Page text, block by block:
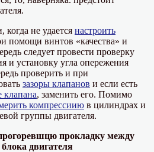
не удается настроить
помощи винтов «качества» и
следует провести проверку
и установку угла опережения
проверить и при
зазоры клапанов и если есть
клапана, заменить его. Помимо
компрессиию в цилиндрах и
группы двигателя.
прокладку между
двигателя